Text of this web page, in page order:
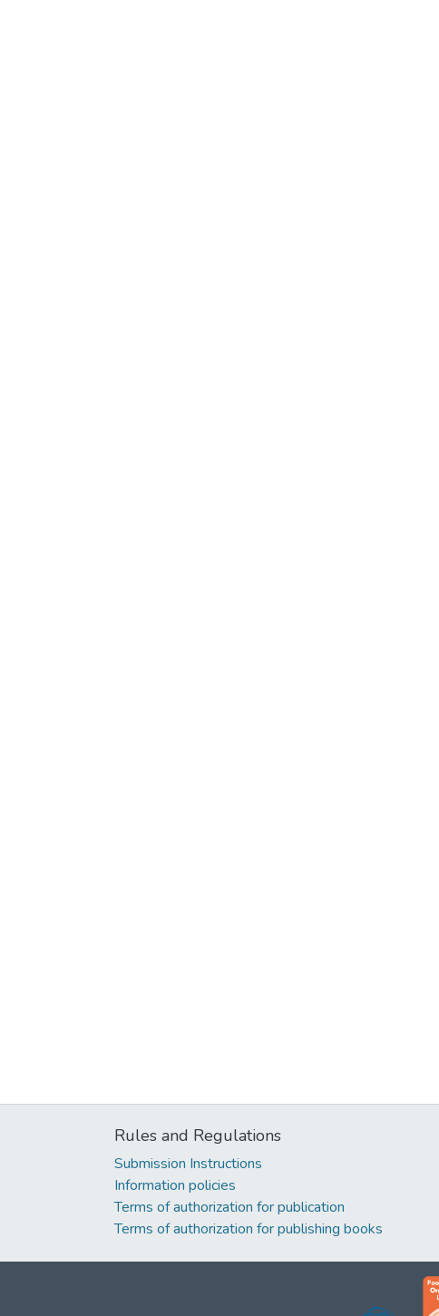
Rules and Regulations
Submission Instructions
Information policies
Terms of authorization for publication
Terms of authorization for publishing books